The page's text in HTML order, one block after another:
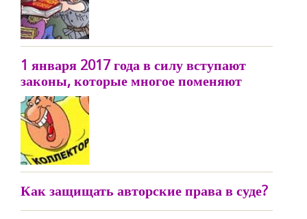
1 января 2017 года в силу вступают
законы, которые многое поменяют
Как защищать авторские права в суде?